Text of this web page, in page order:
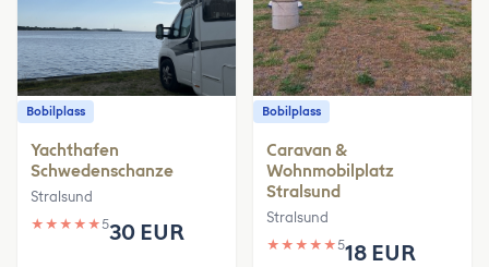
Bobilplass
Yachthafen
Schwedenschanze
Stralsund
★ ★ ★ ★ ★530 EUR
Bobilplass
Caravan &
Wohnmobilplatz
Stralsund
Stralsund
★ ★ ★ ★ ★518 EUR